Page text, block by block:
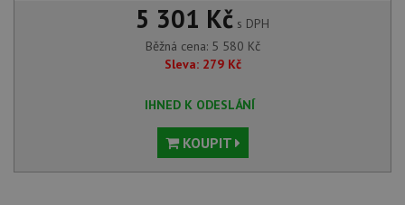
5 301 Kč s DPH
Běžná cena: 5 580 Kč
Sleva: 279 Kč
IHNED K ODESLÁNÍ
KOUPIT